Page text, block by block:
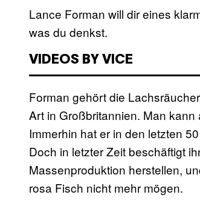
Lance Forman will dir eines
was du denkst.
VIDEOS BY VICE
Forman gehört die
Art in Großbritannien. Man
Immerhin hat er in den letzten
Doch in letzter Zeit beschäftigt
Massenproduktion herstellen,
rosa Fisch nicht mehr mögen.